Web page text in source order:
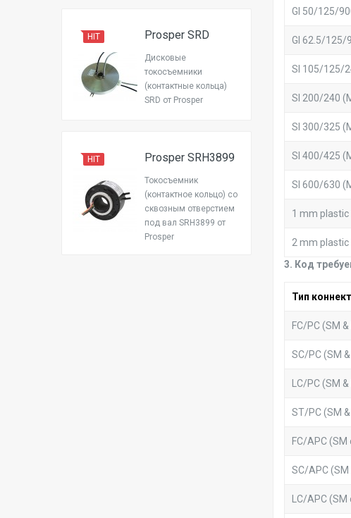
GI 50/125/
GI 62.5/125/
SI 105/125/
SI 200/240
SI 300/325
SI 400/425
SI 600/630
1 mm plastic
2 mm plastic
3. Код
Тип
FC/PC (SM
SC/PC (SM
LC/PC (SM
ST/PC (SM
FC/APC (SM
SC/APC (SM
LC/APC (SM
Prosper SRD
Дисковые
токосъемники
(контактные кольца)
SRD от Prosper
HIT
Prosper SRH3899
Токосъемник
(контактное кольцо) со
сквозным отверстием
под вал SRH3899 от
Prosper
HIT